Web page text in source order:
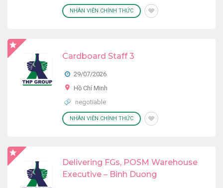
NHÂN VIÊN CHÍNH THỨC
Cardboard Staff 3
29/07/2026
Hồ Chí Minh
negotiable
NHÂN VIÊN CHÍNH THỨC
Delivering FGs, POSM Warehouse
Executive – Binh Duong